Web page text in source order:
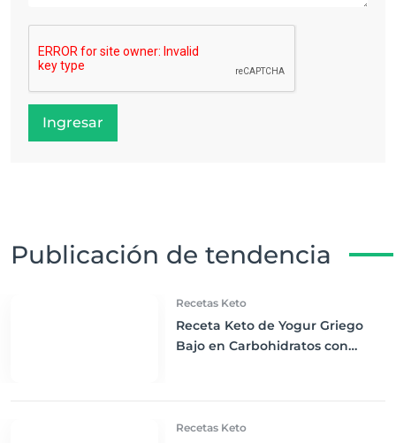
Ingresar
Publicación de tendencia
Recetas Keto
Receta Keto de Yogur Griego
Bajo en Carbohidratos con
Recetas Keto